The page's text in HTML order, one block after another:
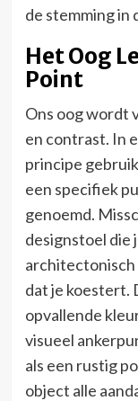
de stemming in
Het Oog
Point
Ons oog wordt
en contrast. In
principe
een specifiek
genoemd.
designstoel die
architectonisch
dat je koestert.
opvallende
visueel
als een rustig
object alle